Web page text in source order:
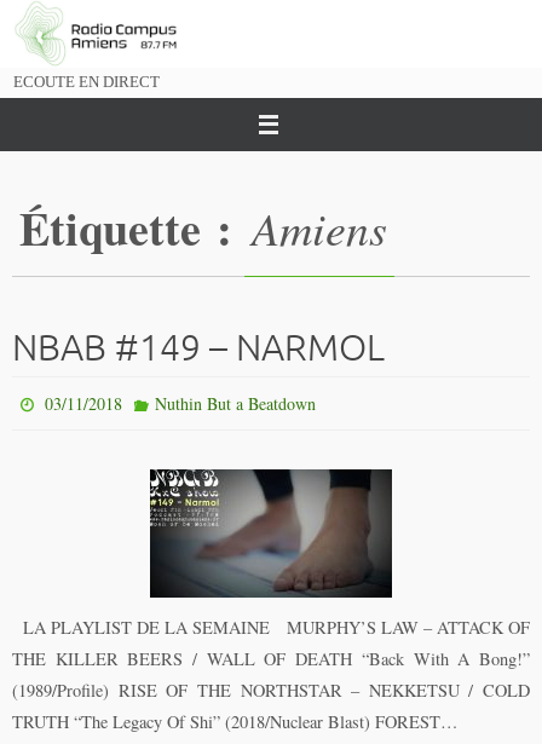
Passer
vers
ECOUTE EN DIRECT
Étiquette : Amiens
NBAB #149 – NARMOL
03/11/2018 Nuthin But a Beatdown
LA PLAYLIST DE LA SEMAINE MURPHY’S LAW – ATTACK OF
THE KILLER BEERS / WALL OF DEATH “Back With A Bong!”
(1989/Profile) RISE OF THE NORTHSTAR – NEKKETSU / COLD
TRUTH “The Legacy Of Shi” (2018/Nuclear Blast) FOREST…